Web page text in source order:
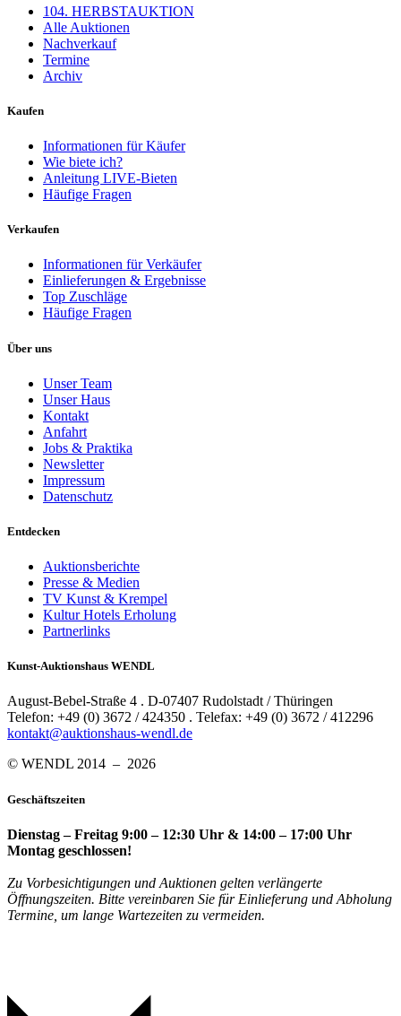
104. HERBSTAUKTION
Alle Auktionen
Nachverkauf
Termine
Archiv
Kaufen
Informationen für Käufer
Wie biete ich?
Anleitung LIVE-Bieten
Häufige Fragen
Verkaufen
Informationen für Verkäufer
Einlieferungen & Ergebnisse
Top Zuschläge
Häufige Fragen
Über uns
Unser Team
Unser Haus
Kontakt
Anfahrt
Jobs & Praktika
Newsletter
Impressum
Datenschutz
Entdecken
Auktionsberichte
Presse & Medien
TV Kunst & Krempel
Kultur Hotels Erholung
Partnerlinks
Kunst-Auktionshaus WENDL
August-Bebel-Straße 4 . D-07407 Rudolstadt / Thüringen
Telefon: +49 (0) 3672 / 424350 . Telefax: +49 (0) 3672 / 412296
kontakt@auktionshaus-wendl.de
© WENDL 2014 – 2026
Geschäftszeiten
Dienstag – Freitag 9:00 – 12:30 Uhr & 14:00 – 17:00 Uhr
Montag geschlossen!
Zu Vorbesichtigungen und Auktionen gelten verlängerte
Öffnungszeiten. Bitte vereinbaren Sie für Einlieferung und Abholung
Termine, um lange Wartezeiten zu vermeiden.